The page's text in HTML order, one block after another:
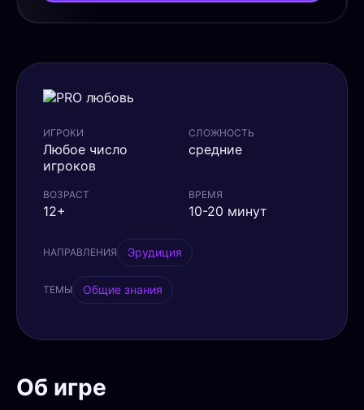
ИГРОКИ
Любое число
игроков
СЛОЖНОСТЬ
средние
ВОЗРАСТ
12+
ВРЕМЯ
10-20 минут
НАПРАВЛЕНИЯ Эрудиция
ТЕМЫ Общие знания
Об игре